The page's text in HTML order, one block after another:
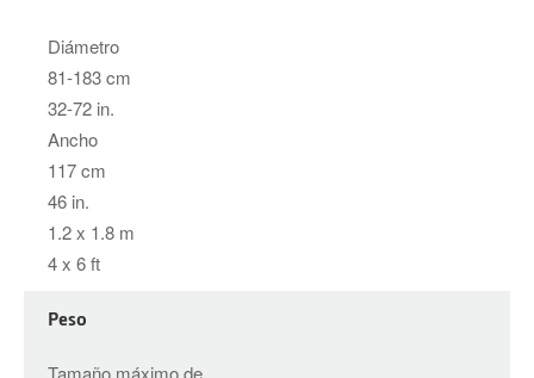
Diámetro
81-183 cm
32-72 in.
Ancho
117 cm
46 in.
1.2 x 1.8 m
4 x 6 ft
Peso
Tamaño máximo de